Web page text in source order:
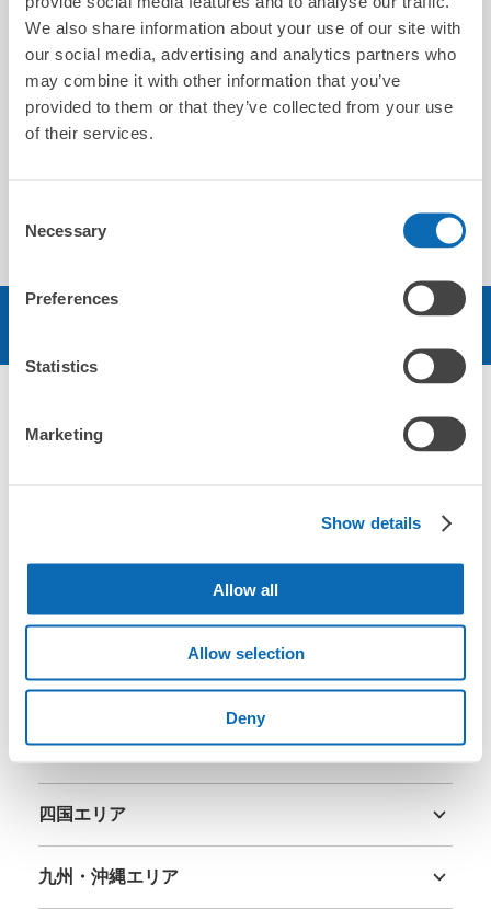
We also share information about your use of our site with
our social media, advertising and analytics partners who
may combine it with other information that you’ve
provided to them or that they’ve collected from your use
of their services.
Selection
Necessary
Preferences
Statistics
Marketing
Show details
Allow all
Allow selection
Deny
親切丁寧にありがとうございます😊
Naoko
対応された女性スタッフが態度悪くて残念でした。
エリア
福島県
関東エリア
埼玉県千葉県東京都
中部エリア
福井県山梨県長野県
関西エリア
兵庫県
中国エリア
四国エリア
九州・沖縄エリア